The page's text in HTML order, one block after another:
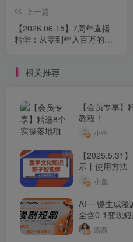
上一篇
【2026.06.15】7周年直播
精华：从零到年入百万的逆
相关推荐
【会员专享
教程！
小鱼
【2025.5.31
示丨使用方法
小鱼
AI 一键生成漫
全含0-1变现
露西